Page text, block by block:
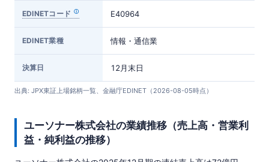
EDINETコード E40964
EDINET業種 情報・通信業
決算日 12月末日
出典: JPX東証上場銘柄一覧、金融庁EDINET（2026-08-05時点）
ユーソナー株式会社の業績推移（売上高・営業利
益・純利益の推移）